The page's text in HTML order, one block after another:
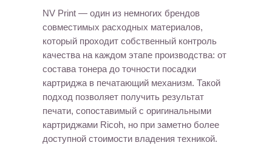
NV Print — один из немногих брендов
совместимых расходных материалов,
который проходит собственный контроль
качества на каждом этапе производства: от
состава тонера до точности посадки
картриджа в печатающий механизм. Такой
подход позволяет получить результат
печати, сопоставимый с оригинальными
картриджами Ricoh, но при заметно более
доступной стоимости владения техникой.